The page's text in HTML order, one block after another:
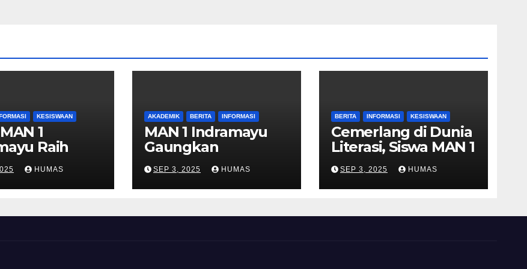
KESISWAAN
1
Raih
Debat di
HUMAS
AKADEMIK BERITA INFORMASI
MAN 1 Indramayu
Gaungkan
Kurikulum Berbasis
Cinta, Wujudkan
Pendidikan
SEP 3, 2025 HUMAS
BERITA INFORMASI KESISWAAN
Cemerlang di Dunia
Literasi, Siswa MAN 1
Indramayu Raih
Juara 2 Putri Duta
Baca Kabupaten
SEP 3, 2025 HUMAS